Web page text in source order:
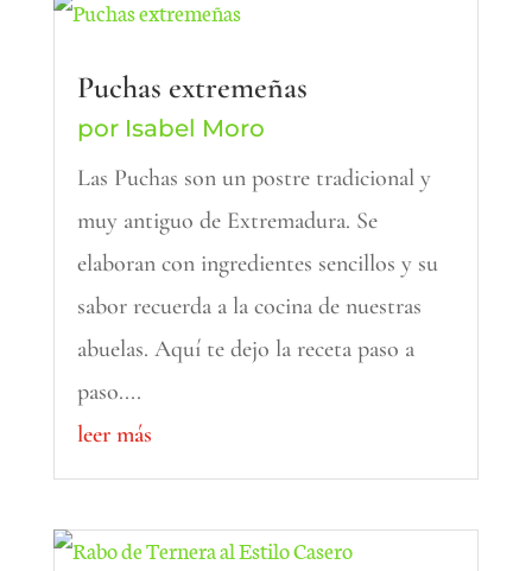
Puchas extremeñas
por Isabel Moro
Las Puchas son un postre tradicional y
muy antiguo de Extremadura. Se
elaboran con ingredientes sencillos y su
sabor recuerda a la cocina de nuestras
abuelas. Aquí te dejo la receta paso a
paso....
leer más